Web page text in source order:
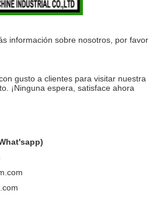
información sobre nosotros, por favor
gusto a clientes para visitar nuestra
¡Ninguna espera, satisface ahora